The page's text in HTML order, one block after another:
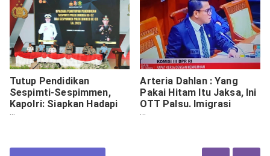
Tutup Pendidikan
Sespimti-Sespimmen,
Kapolri: Siapkan Hadapi
Indonesia Emas
Arteria Dahlan : Yang
Pakai Hitam Itu Jaksa, Ini
OTT Palsu. Imigrasi
Harus Lakukan